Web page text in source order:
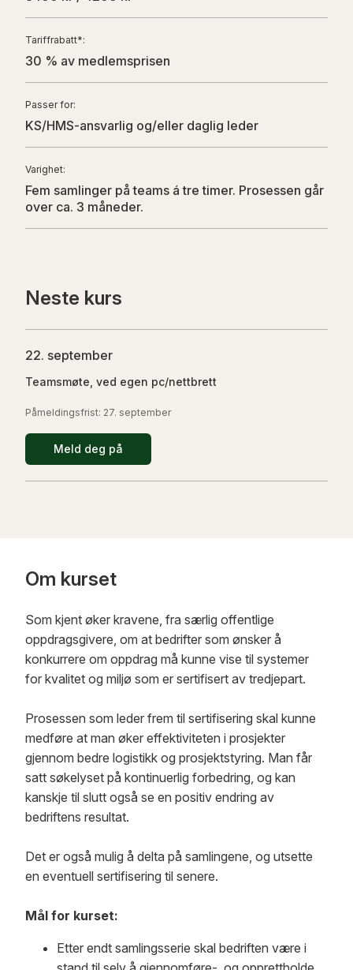
Tariffrabatt*:
30 % av medlemsprisen
Passer for:
KS/HMS-ansvarlig og/eller daglig leder
Varighet:
Fem samlinger på teams á tre timer. Prosessen går
over ca. 3 måneder.
Neste kurs
22. september
Teamsmøte, ved egen pc/nettbrett
Påmeldingsfrist: 27. september
Meld deg på
Om kurset
Som kjent øker kravene, fra særlig offentlige
oppdragsgivere, om at bedrifter som ønsker å
konkurrere om oppdrag må kunne vise til systemer
for kvalitet og miljø som er sertifisert av tredjepart.
Prosessen som leder frem til sertifisering skal kunne
medføre at man øker effektiviteten i prosjekter
gjennom bedre logistikk og prosjektstyring. Man får
satt søkelyset på kontinuerlig forbedring, og kan
kanskje til slutt også se en positiv endring av
bedriftens resultat.
Det er også mulig å delta på samlingene, og utsette
en eventuell sertifisering til senere.
Mål for kurset:
Etter endt samlingsserie skal bedriften være i